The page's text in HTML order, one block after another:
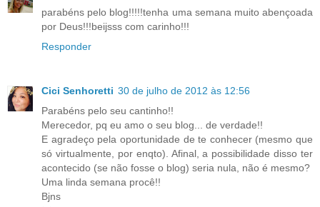
parabéns pelo blog!!!!!tenha uma semana muito abençoada
por Deus!!!beijsss com carinho!!!
Responder
Cici Senhoretti 30 de julho de 2012 às 12:56
Parabéns pelo seu cantinho!!
Merecedor, pq eu amo o seu blog... de verdade!!
E agradeço pela oportunidade de te conhecer (mesmo que
só virtualmente, por enqto). Afinal, a possibilidade disso ter
acontecido (se não fosse o blog) seria nula, não é mesmo?
Uma linda semana procê!!
Bjns